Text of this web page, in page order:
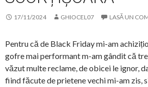
17/11/2024 GHIOCEL07 LASĂ UN
Pentru că de Black Friday mi-am
gofre mai performant m-am gândit că
văzut multe reclame, de obicei le ignor,
fiind făcute de prietene vechi mi-am zis,